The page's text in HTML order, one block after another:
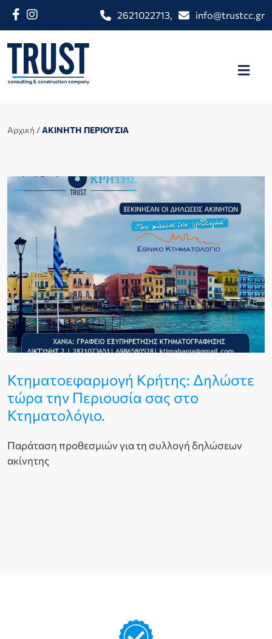
2621022713, info@trustcc.gr
Αρχική /ΑΚΙΝΗΤΗ ΠΕΡΙΟΥΣΙΑ
Κτηματοεφαρμογή Κρήτης: Δηλώστε
τώρα την Περιουσία σας στο
Κτηματολόγιο.
Παράταση προθεσμιών για τη συλλογή δηλώσεων
ακίνητης